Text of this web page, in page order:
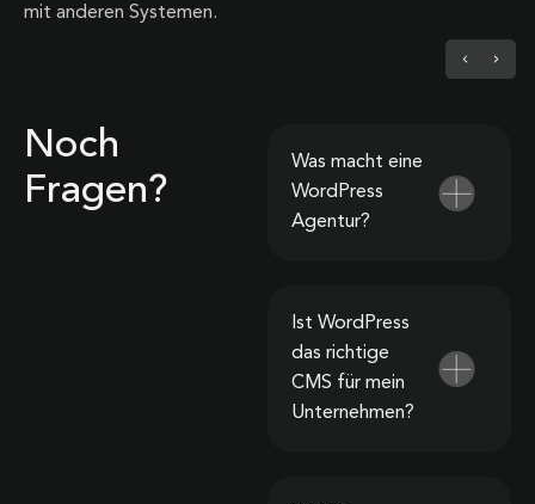
mit anderen Systemen.
Noch
Fragen?
Was macht eine
WordPress
Agentur?
Ist WordPress
das richtige
CMS für mein
Unternehmen?